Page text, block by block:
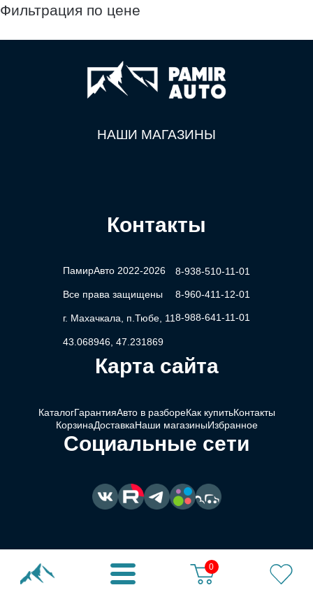
0
Фильтрация по цене
НАШИ МАГАЗИНЫ
Контакты
ПамирАвто 2022-2026
Все права защищены
г. Махачкала, п.Тюбе, 11
43.068946, 47.231869
8-938-510-11-01
8-960-411-12-01
8-988-641-11-01
Карта сайта
КаталогГарантияАвто в разбореКак купитьКонтакты
КорзинаДоставкаНаши магазиныИзбранное
Социальные сети